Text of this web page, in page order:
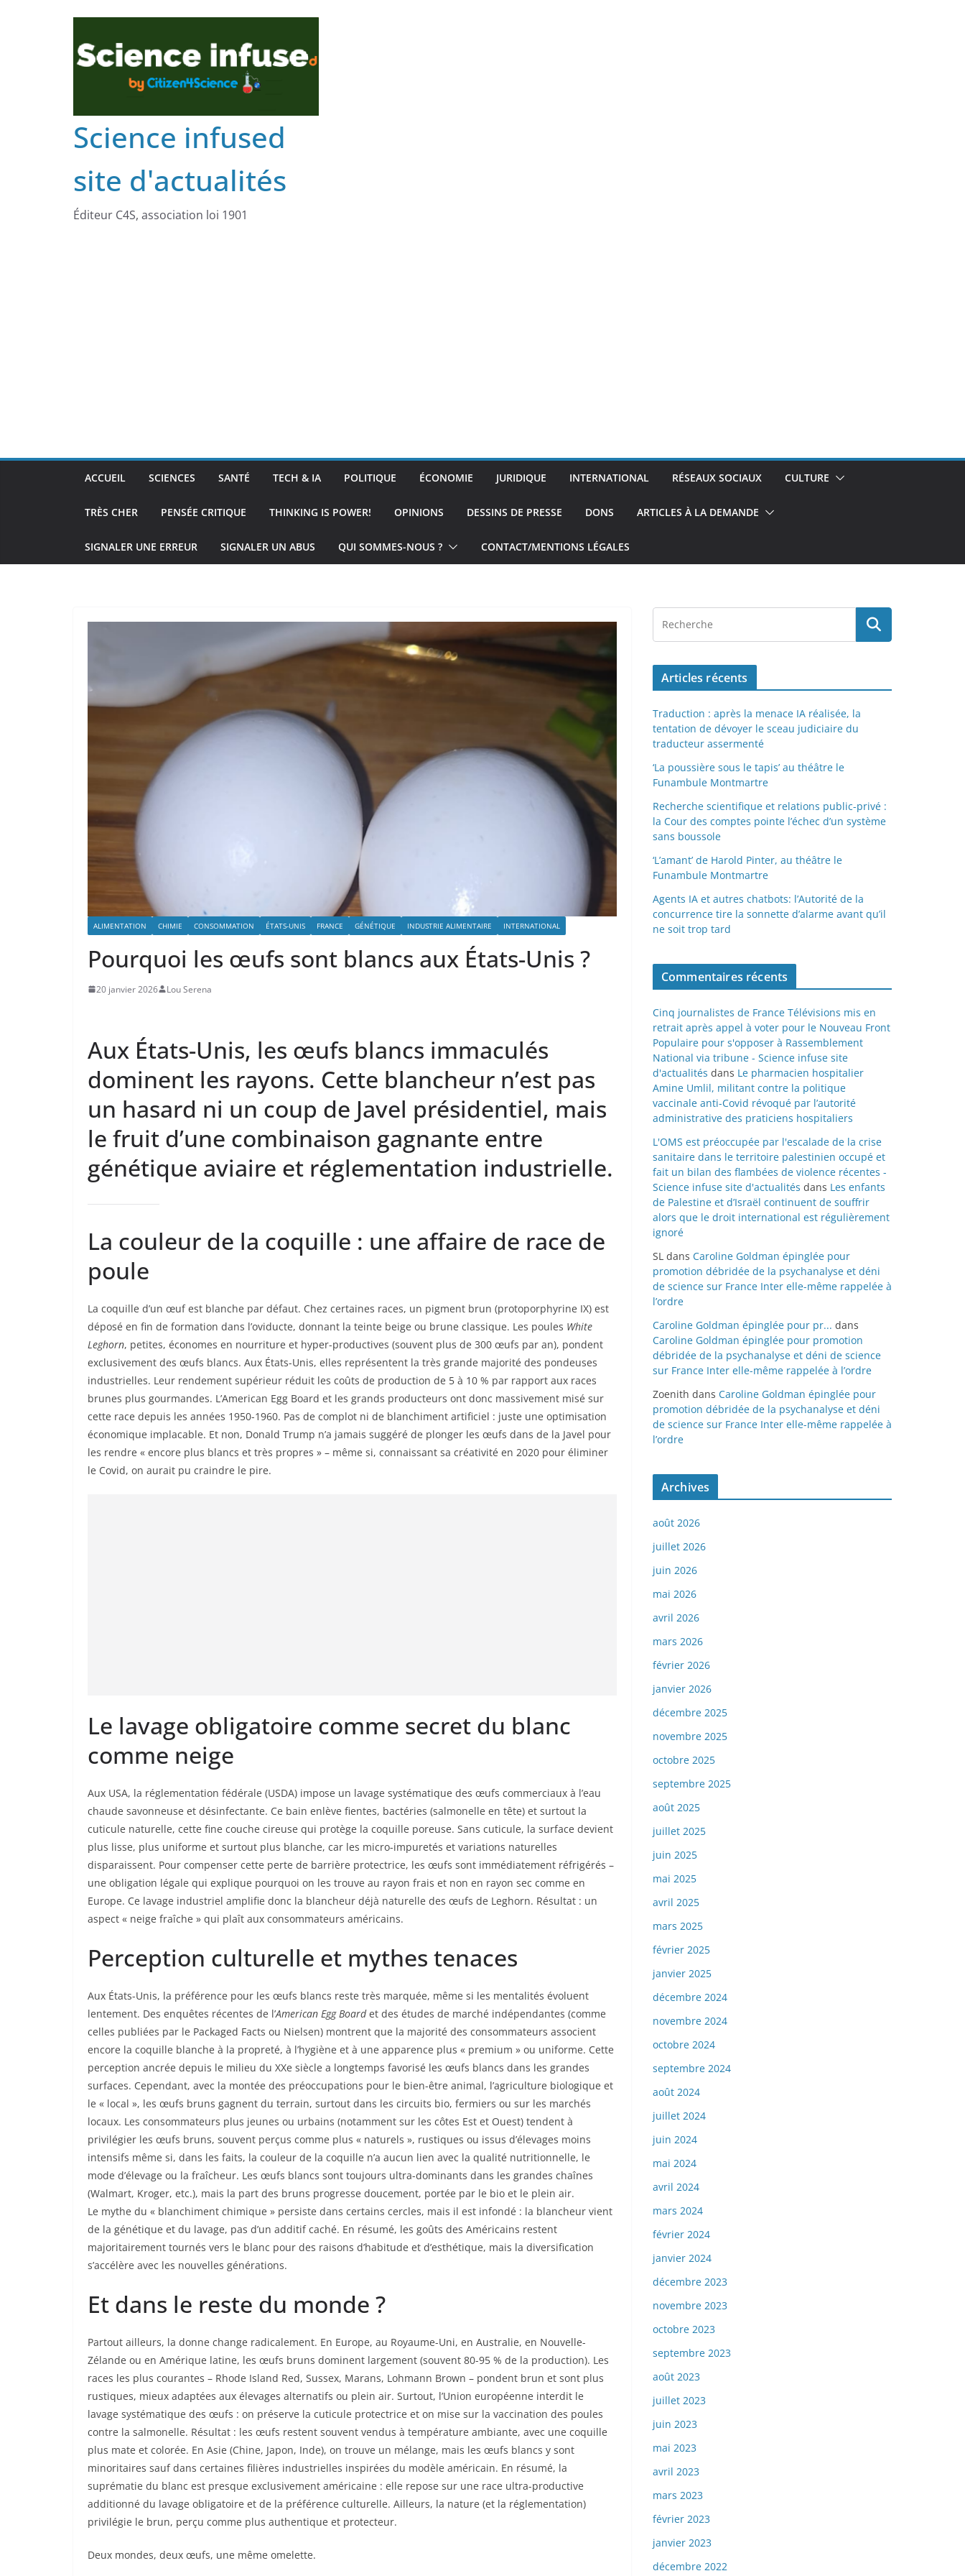
Science infused
site d'actualités
Éditeur C4S, association loi 1901
ACCUEIL SCIENCES SANTÉ TECH & IA POLITIQUE ÉCONOMIE JURIDIQUE INTERNATIONAL RÉSEAUX SOCIAUX CULTURE
TRÈS CHER PENSÉE CRITIQUE THINKING IS POWER! OPINIONS DESSINS DE PRESSE DONS ARTICLES À LA DEMANDE
SIGNALER UNE ERREUR SIGNALER UN ABUS QUI SOMMES-NOUS ? CONTACT/MENTIONS LÉGALES
ALIMENTATION CHIMIE CONSOMMATION ÉTATS-UNIS FRANCE GÉNÉTIQUE INDUSTRIE ALIMENTAIRE INTERNATIONAL
Pourquoi les œufs sont blancs aux États-Unis ?
20 janvier 2026 Lou Serena
Aux États-Unis, les œufs blancs immaculés
dominent les rayons. Cette blancheur n’est pas
un hasard ni un coup de Javel présidentiel, mais
le fruit d’une combinaison gagnante entre
génétique aviaire et réglementation industrielle.
La couleur de la coquille : une affaire de race de
poule
La coquille d’un œuf est blanche par défaut. Chez certaines races, un pigment brun (protoporphyrine IX) est
déposé en fin de formation dans l’oviducte, donnant la teinte beige ou brune classique. Les poules White
Leghorn, petites, économes en nourriture et hyper-productives (souvent plus de 300 œufs par an), pondent
exclusivement des œufs blancs. Aux États-Unis, elles représentent la très grande majorité des pondeuses
industrielles. Leur rendement supérieur réduit les coûts de production de 5 à 10 % par rapport aux races
brunes plus gourmandes. L’American Egg Board et les grands producteurs ont donc massivement misé sur
cette race depuis les années 1950-1960. Pas de complot ni de blanchiment artificiel : juste une optimisation
économique implacable. Et non, Donald Trump n’a jamais suggéré de plonger les œufs dans de la Javel pour
les rendre « encore plus blancs et très propres » – même si, connaissant sa créativité en 2020 pour éliminer
le Covid, on aurait pu craindre le pire.
Le lavage obligatoire comme secret du blanc
comme neige
Aux USA, la réglementation fédérale (USDA) impose un lavage systématique des œufs commerciaux à l’eau
chaude savonneuse et désinfectante. Ce bain enlève fientes, bactéries (salmonelle en tête) et surtout la
cuticule naturelle, cette fine couche cireuse qui protège la coquille poreuse. Sans cuticule, la surface devient
plus lisse, plus uniforme et surtout plus blanche, car les micro-impuretés et variations naturelles
disparaissent. Pour compenser cette perte de barrière protectrice, les œufs sont immédiatement réfrigérés –
une obligation légale qui explique pourquoi on les trouve au rayon frais et non en rayon sec comme en
Europe. Ce lavage industriel amplifie donc la blancheur déjà naturelle des œufs de Leghorn. Résultat : un
aspect « neige fraîche » qui plaît aux consommateurs américains.
Perception culturelle et mythes tenaces
Aux États-Unis, la préférence pour les œufs blancs reste très marquée, même si les mentalités évoluent
lentement. Des enquêtes récentes de l’American Egg Boardet des études de marché indépendantes (comme
celles publiées par le Packaged Facts ou Nielsen) montrent que la majorité des consommateurs associent
encore la coquille blanche à la propreté, à l’hygiène et à une apparence plus « premium » ou uniforme. Cette
perception ancrée depuis le milieu du XXe siècle a longtemps favorisé les œufs blancs dans les grandes
surfaces. Cependant, avec la montée des préoccupations pour le bien-être animal, l’agriculture biologique et
le « local », les œufs bruns gagnent du terrain, surtout dans les circuits bio, fermiers ou sur les marchés
locaux. Les consommateurs plus jeunes ou urbains (notamment sur les côtes Est et Ouest) tendent à
privilégier les œufs bruns, souvent perçus comme plus « naturels », rustiques ou issus d’élevages moins
intensifs même si, dans les faits, la couleur de la coquille n’a aucun lien avec la qualité nutritionnelle, le
mode d’élevage ou la fraîcheur. Les œufs blancs sont toujours ultra-dominants dans les grandes chaînes
(Walmart, Kroger, etc.), mais la part des bruns progresse doucement, portée par le bio et le plein air.
Le mythe du « blanchiment chimique » persiste dans certains cercles, mais il est infondé : la blancheur vient
de la génétique et du lavage, pas d’un additif caché. En résumé, les goûts des Américains restent
majoritairement tournés vers le blanc pour des raisons d’habitude et d’esthétique, mais la diversification
s’accélère avec les nouvelles générations.
Et dans le reste du monde ?
Partout ailleurs, la donne change radicalement. En Europe, au Royaume-Uni, en Australie, en Nouvelle-
Zélande ou en Amérique latine, les œufs bruns dominent largement (souvent 80-95 % de la production). Les
races les plus courantes – Rhode Island Red, Sussex, Marans, Lohmann Brown – pondent brun et sont plus
rustiques, mieux adaptées aux élevages alternatifs ou plein air. Surtout, l’Union européenne interdit le
lavage systématique des œufs : on préserve la cuticule protectrice et on mise sur la vaccination des poules
contre la salmonelle. Résultat : les œufs restent souvent vendus à température ambiante, avec une coquille
plus mate et colorée. En Asie (Chine, Japon, Inde), on trouve un mélange, mais les œufs blancs y sont
minoritaires sauf dans certaines filières industrielles inspirées du modèle américain. En résumé, la
suprématie du blanc est presque exclusivement américaine : elle repose sur une race ultra-productive
additionné du lavage obligatoire et de la préférence culturelle. Ailleurs, la nature (et la réglementation)
privilégie le brun, perçu comme plus authentique et protecteur.
Deux mondes, deux œufs, une même omelette.
Articles récents
Traduction : après la menace IA réalisée, la
tentation de dévoyer le sceau judiciaire du
traducteur assermenté
‘La poussière sous le tapis’ au théâtre le
Funambule Montmartre
Recherche scientifique et relations public-privé :
la Cour des comptes pointe l’échec d’un système
sans boussole
‘L’amant’ de Harold Pinter, au théâtre le
Funambule Montmartre
Agents IA et autres chatbots: l’Autorité de la
concurrence tire la sonnette d’alarme avant qu’il
ne soit trop tard
Commentaires récents
Cinq journalistes de France Télévisions mis en
retrait après appel à voter pour le Nouveau Front
Populaire pour s'opposer à Rassemblement
National via tribune - Science infuse site
d'actualités dans Le pharmacien hospitalier
Amine Umlil, militant contre la politique
vaccinale anti-Covid révoqué par l’autorité
administrative des praticiens hospitaliers
L'OMS est préoccupée par l'escalade de la crise
sanitaire dans le territoire palestinien occupé et
fait un bilan des flambées de violence récentes -
Science infuse site d'actualités dans Les enfants
de Palestine et d’Israël continuent de souffrir
alors que le droit international est régulièrement
ignoré
SL dans Caroline Goldman épinglée pour
promotion débridée de la psychanalyse et déni
de science sur France Inter elle-même rappelée à
l’ordre
Caroline Goldman épinglée pour pr... dans
Caroline Goldman épinglée pour promotion
débridée de la psychanalyse et déni de science
sur France Inter elle-même rappelée à l’ordre
Zoenith dans Caroline Goldman épinglée pour
promotion débridée de la psychanalyse et déni
de science sur France Inter elle-même rappelée à
l’ordre
Archives
août 2026
juillet 2026
juin 2026
mai 2026
avril 2026
mars 2026
février 2026
janvier 2026
décembre 2025
novembre 2025
octobre 2025
septembre 2025
août 2025
juillet 2025
juin 2025
mai 2025
avril 2025
mars 2025
février 2025
janvier 2025
décembre 2024
novembre 2024
octobre 2024
septembre 2024
août 2024
juillet 2024
juin 2024
mai 2024
avril 2024
mars 2024
février 2024
janvier 2024
décembre 2023
novembre 2023
octobre 2023
septembre 2023
août 2023
juillet 2023
juin 2023
mai 2023
avril 2023
mars 2023
février 2023
janvier 2023
décembre 2022